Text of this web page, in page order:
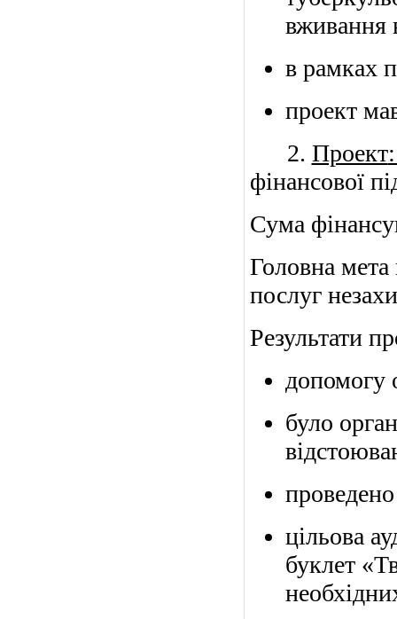
вживання
врамках
проект
2. Проект
фінансової
Сума
Головна мета
послуг
Результати
допомогу
було
цільова
буклет